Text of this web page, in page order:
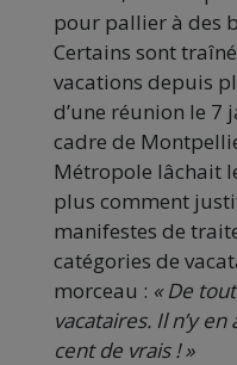
pour pallier à des
Certains sont
vacations depuis
d’une réunion le 7
cadre de
Métropole lâchait
plus comment
manifestes de
catégories de
morceau : « De
vacataires. Il n’y
cent de vrais ! »